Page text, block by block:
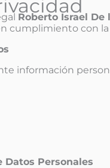
Roberto Israel De
cumplimiento con la
información
Personales